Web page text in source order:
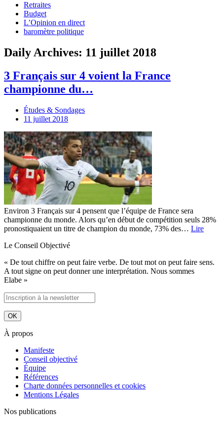
Retraites
Budget
L’Opinion en direct
baromètre politique
Daily Archives: 11 juillet 2018
3 Français sur 4 voient la France
championne du…
Études & Sondages
11 juillet 2018
Environ 3 Français sur 4 pensent que l’équipe de France sera
championne du monde. Alors qu’en début de compétition seuls 28%
pronostiquaient un titre de champion du monde, 73% des… Lire
Le Conseil Objectivé
« De tout chiffre on peut faire verbe. De tout mot on peut faire sens.
A tout signe on peut donner une interprétation. Nous sommes
Elabe »
À propos
Manifeste
Conseil objectivé
Équipe
Références
Charte données personnelles et cookies
Mentions Légales
Nos publications